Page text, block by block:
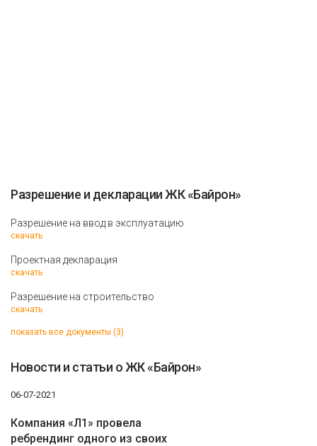
Разрешение и декларации ЖК «Байрон»
Разрешение на ввод в эксплуатацию
скачать
Проектная декларация
скачать
Разрешение на строительство
скачать
показать все документы (3)
Новости и статьи о ЖК «Байрон»
06-07-2021
Компания «Л1» провела
ребрендинг одного из своих